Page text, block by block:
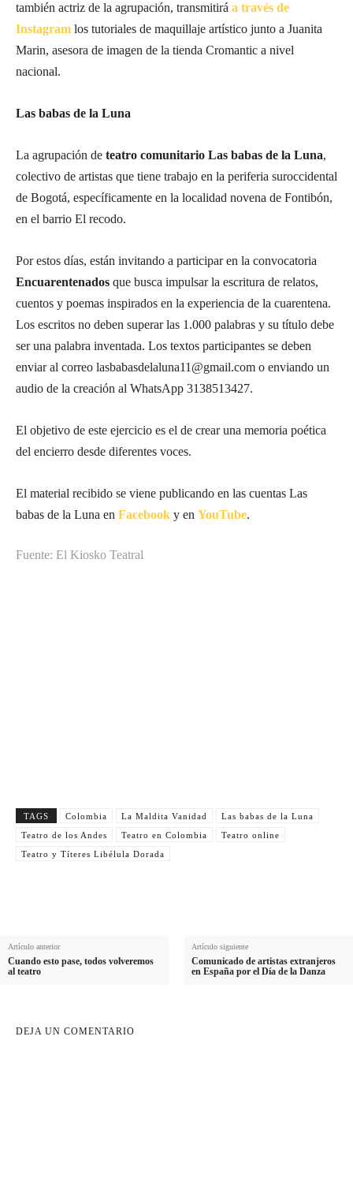
también actriz de la agrupación, transmitirá a través de
Instagram los tutoriales de maquillaje artístico junto a Juanita
Marin, asesora de imagen de la tienda Cromantic a nivel
nacional.
Las babas de la Luna
La agrupación de teatro comunitario Las babas de la Luna,
colectivo de artistas que tiene trabajo en la periferia suroccidental
de Bogotá, específicamente en la localidad novena de Fontibón,
en el barrio El recodo.
Por estos días, están invitando a participar en la convocatoria
Encuarentenados que busca impulsar la escritura de relatos,
cuentos y poemas inspirados en la experiencia de la cuarentena.
Los escritos no deben superar las 1.000 palabras y su título debe
ser una palabra inventada. Los textos participantes se deben
enviar al correo lasbabasdelaluna11@gmail.com o enviando un
audio de la creación al WhatsApp 3138513427.
El objetivo de este ejercicio es el de crear una memoria poética
del encierro desde diferentes voces.
El material recibido se viene publicando en las cuentas Las
babas de la Luna en Facebook y en YouTube.
Fuente: El Kiosko Teatral
i
d
o
l
TAGS Colombia La Maldita Vanidad
Las babas de la Luna
Teatro de los Andes
Teatro en Colombia
Teatro online
Teatro y Títeres Libélula Dorada
Artículo anterior
Cuando esto pase, todos volveremos
al teatro
Artículo siguiente
Comunicado de artistas extranjeros
en España por el Día de la Danza
DEJA UN COMENTARIO